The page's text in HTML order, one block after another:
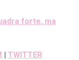
forte, ma
| TWITTER